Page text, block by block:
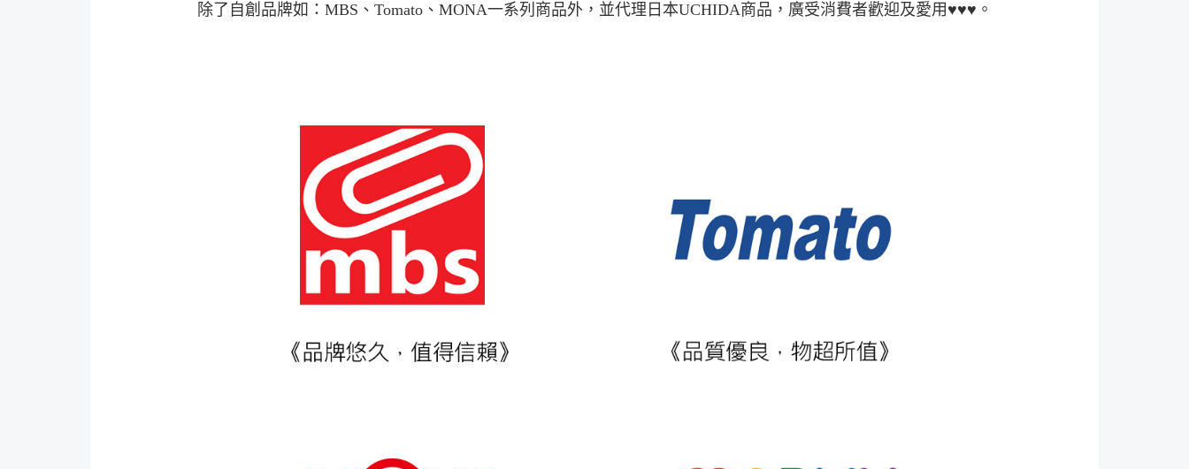
除了自創品牌如：MBS、Tomato、MONA一系列商品外，並代理日本UCHIDA商品，廣受消費者歡迎及愛用♥♥♥。